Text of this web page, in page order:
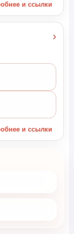
и ссылки
›
и ссылки